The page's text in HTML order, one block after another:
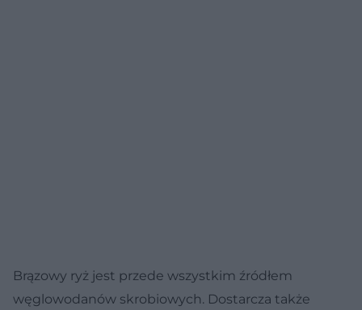
Brązowy ryż jest przede wszystkim źródłem
węglowodanów skrobiowych. Dostarcza także